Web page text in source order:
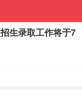
生录取工作将于7